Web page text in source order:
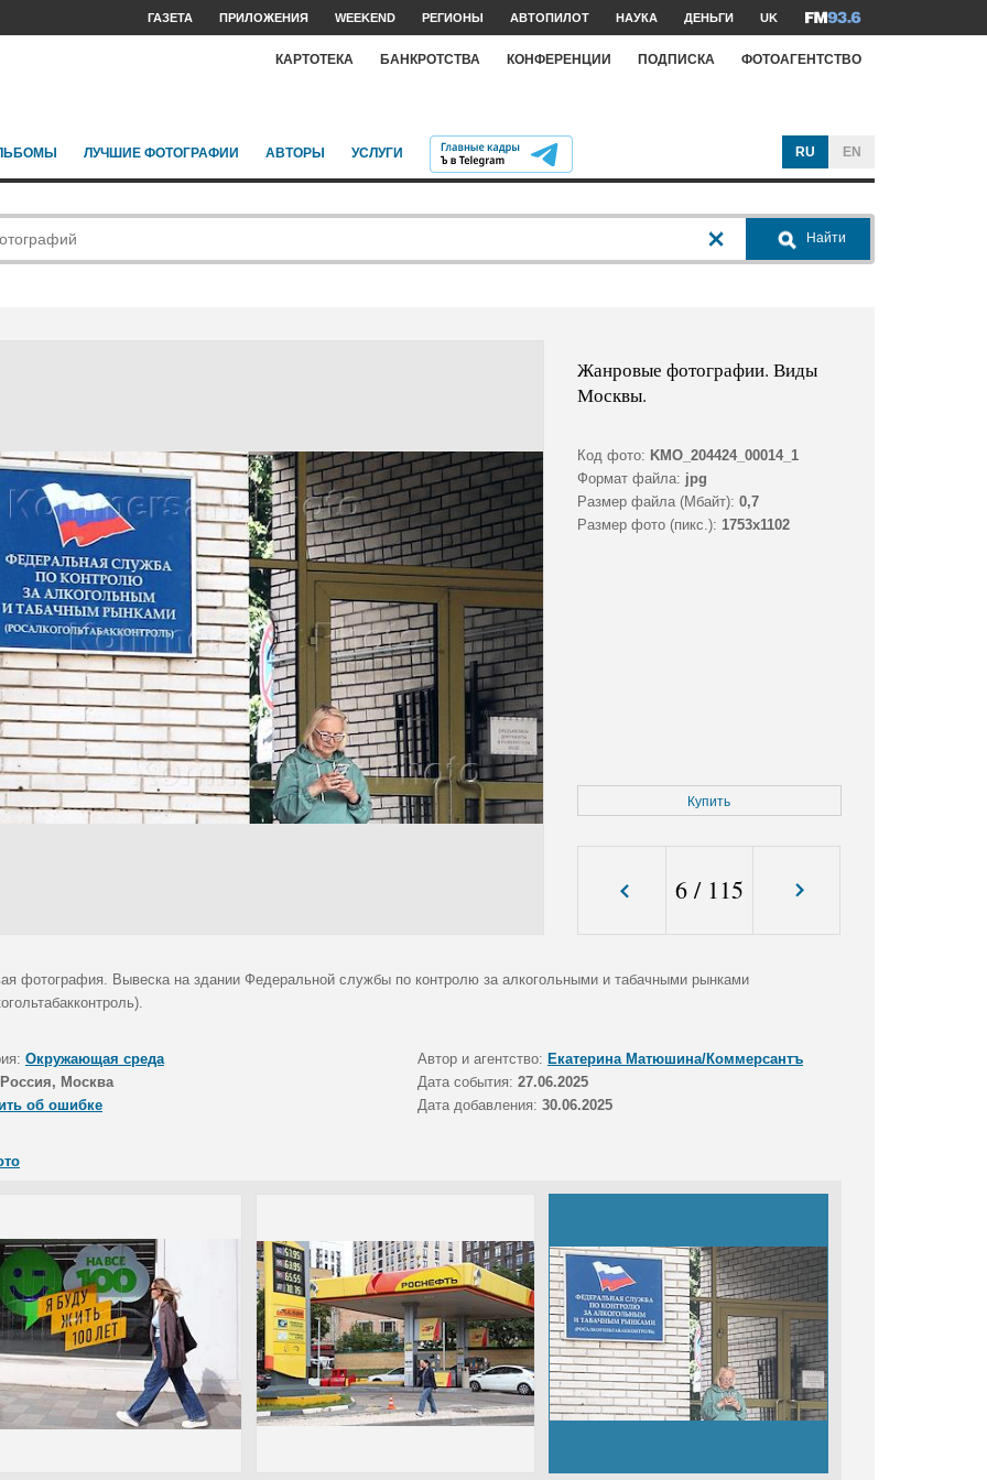
ГАЗЕТА ПРИЛОЖЕНИЯ WEEKEND РЕГИОНЫ АВТОПИЛОТ НАУКА ДЕНЬГИ UK
КАРТОТЕКА БАНКРОТСТВА КОНФЕРЕНЦИИ ПОДПИСКА ФОТОАГЕНТСТВО
ЛУЧШИЕ ФОТОГРАФИИ АВТОРЫ УСЛУГИ RU EN
Найти
Жанровые фотографии. Виды
Москвы.
Код фото: KMO_204424_00014_1
Формат файла: jpg
Размер файла (Мбайт): 0,7
Размер фото (пикс.): 1753x1102
Купить
6/ 115
фотография. Вывеска на здании Федеральной службы по контролю за алкогольными и табачными рынками
Окружающая среда Автор и агентство: Екатерина Матюшина/Коммерсантъ
Россия, Москва Дата события: 27.06.2025
об ошибке
Дата добавления: 30.06.2025